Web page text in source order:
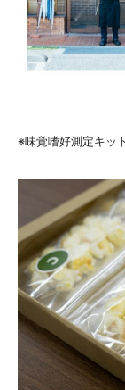
※味覚嗜好測定キッ